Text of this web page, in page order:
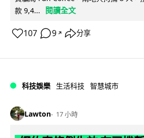
款 9,4...
閱讀全文
107 9 ↗ 分享
科技娛樂 生活科技 智慧城市
Lawton 17 小時